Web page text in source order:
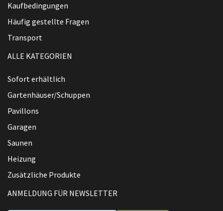
Kaufbedingungen
Häufig gestellte Fragen
Transport
ALLE KATEGORIEN
Sofort erhältlich
Gartenhäuser/Schuppen
Pavillons
Garagen
Saunen
Heizung
Zusätzliche Produkte
ANMELDUNG FÜR NEWSLETTER